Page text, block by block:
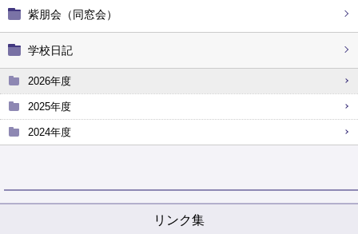
紫朋会（同窓会）
学校日記
2026年度
2025年度
2024年度
リンク集